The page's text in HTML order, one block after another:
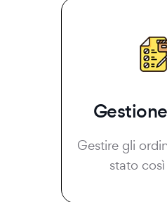
Gestire gli
stato